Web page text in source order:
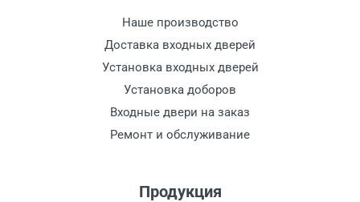
Наше производство
Доставка входных дверей
Установка входных дверей
Установка доборов
Входные двери на заказ
Ремонт и обслуживание
Продукция